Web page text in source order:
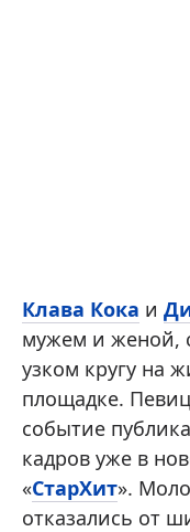
Клава Кока и
мужем и женой,
узком кругу на
площадке.
событие
кадров уже в
«СтарХит».
отказались от